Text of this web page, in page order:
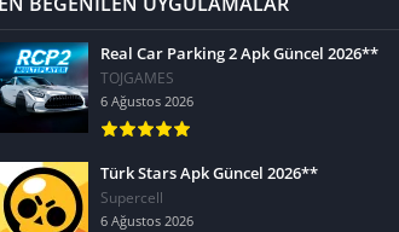
Real Car Parking 2 Apk Güncel 2026**
TOJGAMES
6 Ağustos 2026
Türk Stars Apk Güncel 2026**
Supercell
6 Ağustos 2026